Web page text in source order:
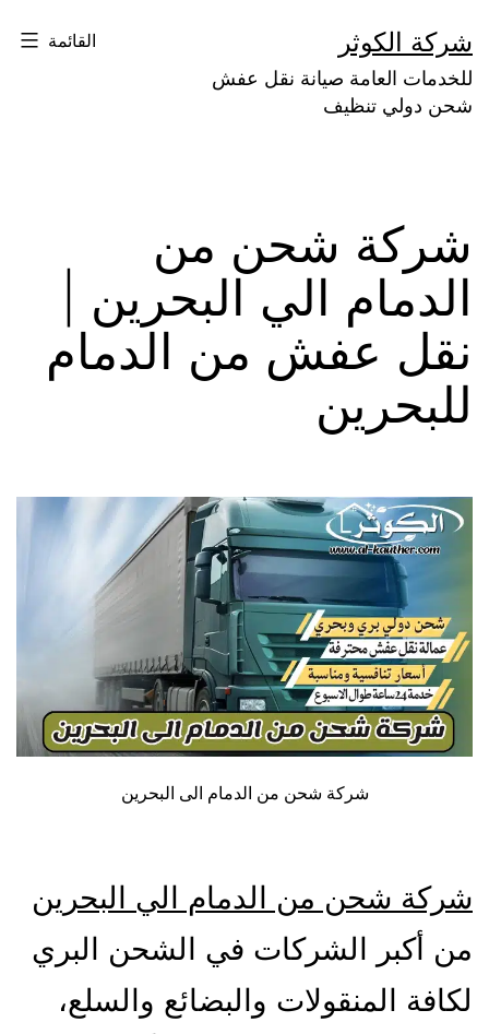
إلى
المحتوى
شركة الكوثر
للخدمات العامة صيانة نقل عفش
شحن دولي تنظيف
القائمة
شركة شحن من
الدمام الي البحرين |
نقل عفش من الدمام
للبحرين
شركة شحن من الدمام الى البحرين
شركة شحن من الدمام الي البحرين
من أكبر الشركات في الشحن البري
لكافة المنقولات والبضائع والسلع،